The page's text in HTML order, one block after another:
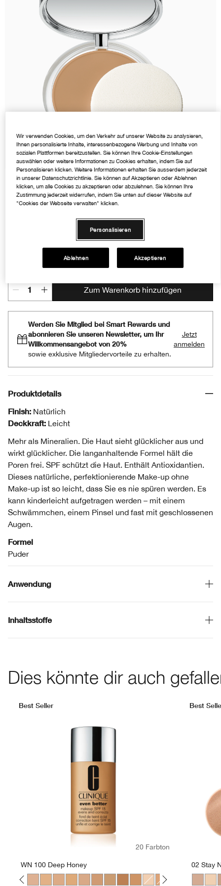
Rötungen
Makeup-Entferner
Hand- & Körperpflege
Sonnenschutz
Ölige Haut
Zu Akne neigende Haut
Ölige Haut
Salicylsäure
Alpha-Hydroxysäuren
Moisture Surge™
Even Better
Dramatically Different™
BB & CC Creme
Lidschatten
Augenbrauen
Chubby Stick™
Mascara Finder
€28.50€47.50(-40%) €2.85/g 10 g
Zum Warenkorb hinzufügen
Werden Sie Mitglied bei Smart Rewards und
abonnieren Sie unseren Newsletter, um Ihr
Willkommensangebot von 20%
sowie exklusive Mitgliedervorteile zu erhalten.
Jetzt
anmelden
Produktdetails
Finish: Natürlich
Deckkraft: Leicht
Mehr als Mineralien. Die Haut sieht glücklicher aus und
wirkt glücklicher. Die langanhaltende Formel hält die
Poren frei. SPF schützt die Haut. Enthält Antioxidantien.
Dieses natürliche, perfektionierende Make-up ohne
Make-up ist so leicht, dass Sie es nie spüren werden. Es
kann kinderleicht aufgetragen werden – mit einem
Schwämmchen, einem Pinsel und fast mit geschlossenen
Augen.
Formel
Puder
Anwendung
Inhaltsstoffe
Dies könnte dir auch
Best Seller
20 Farbton
WN 100 Deep Honey
Best
02 Stay
Wir verwenden Cookies, um den Verkehr auf unserer Website zu analysieren,
Ihnen personalisierte Inhalte, interessenbezogene Werbung und Inhalte von
sozialen Plattformen bereitzustellen. Sie können Ihre Cookie-Einstellungen
auswählen oder weitere Informationen zu Cookies erhalten, indem Sie auf
Personalisieren klicken. Weitere Informationen erhalten Sie ausserdem jederzeit
in unserer Datenschutzrichtlinie. Sie können auf Akzeptieren oder Ablehnen
klicken, um alle Cookies zu akzeptieren oder abzulehnen. Sie können Ihre
Zustimmung jederzeit widerrufen, indem Sie unten auf dieser Website auf
"Cookies der Webseite verwalten" klicken.
Personalisieren
Ablehnen Akzeptieren